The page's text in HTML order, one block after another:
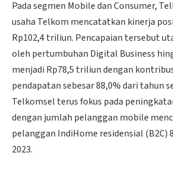
Pada segmen Mobile dan Consumer,
usaha Telkom mencatatkan kinerja
Rp102,4 triliun. Pencapaian tersebut
oleh pertumbuhan Digital Business
menjadi Rp78,5 triliun dengan
pendapatan sebesar 88,0% dari tahun
Telkomsel terus fokus pada
dengan jumlah pelanggan mobile
pelanggan IndiHome residensial (B2C)
2023.